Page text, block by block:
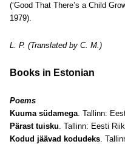
(‘Good That There’s a Child
1979).
L. P. (Translated by C. M.)
Books in Estonian
Poems
Kuuma südamega. Tallinn:
Pärast tuisku. Tallinn: Eesti
Kodud jäävad kodudeks.